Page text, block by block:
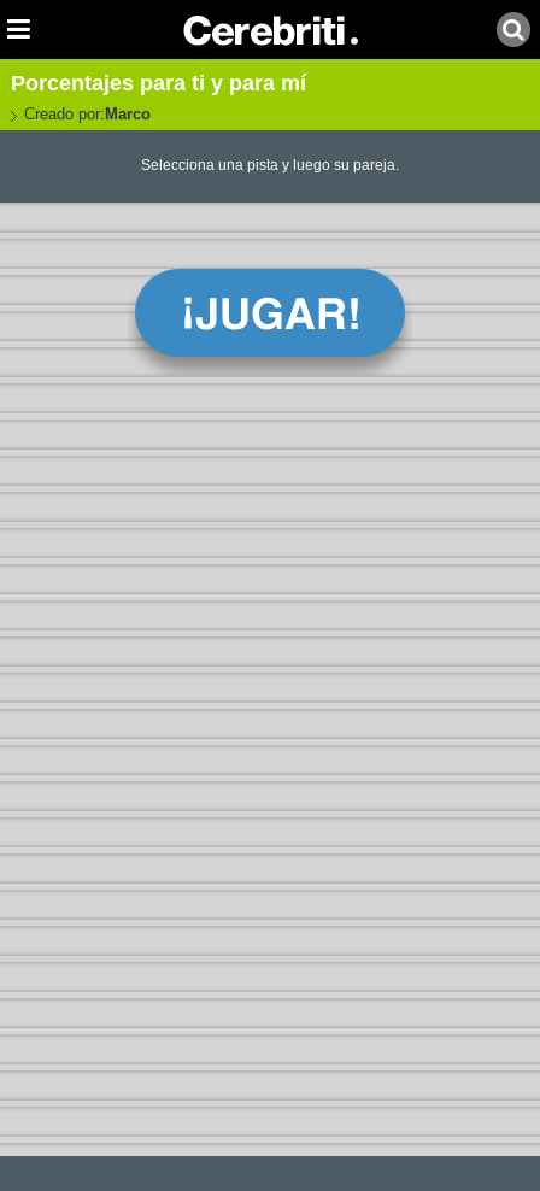
Porcentajes para ti y para mí
Creado por: Marco
Selecciona una pista y luego su pareja.